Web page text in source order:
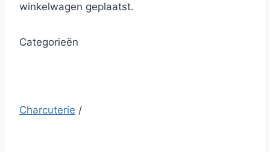
winkelwagen geplaatst.
Categorieën
Charcuterie /